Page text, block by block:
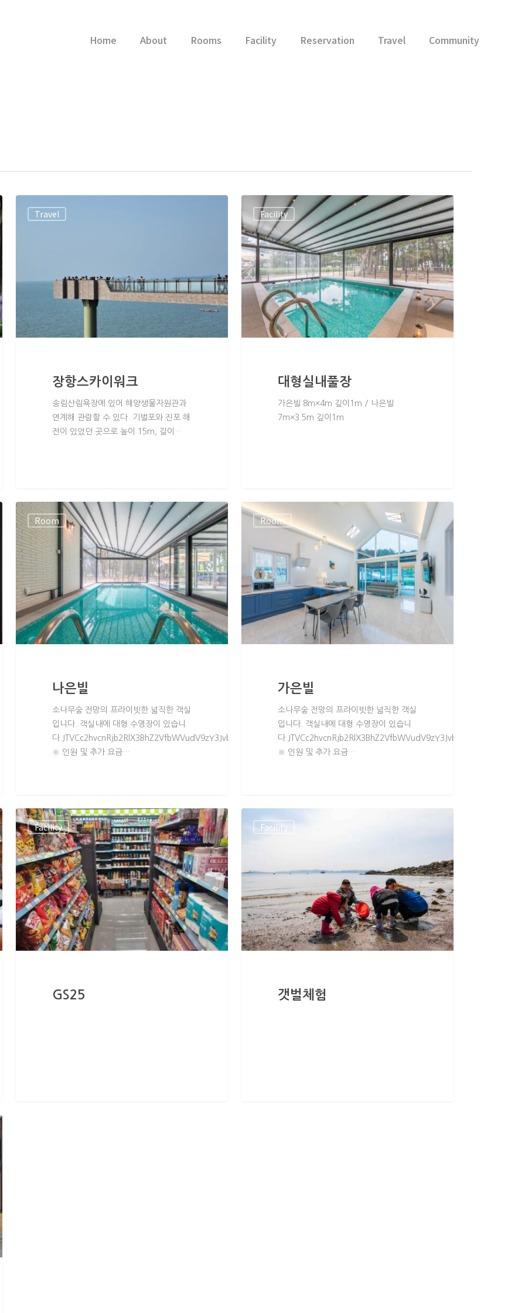
Home About Rooms Facility Reservation Travel Community
Travel
장항스카이워크
송림산림욕장에 있어 해양생물자원관과
연계해 관람할 수 있다. 기벌포와 진포 해
전이 있었던 곳으로 높이 15m, 길이…
Facility
대형실내풀장
가은빌 8m×4m 깊이1m / 나은빌
7m×3.5m 깊이1m
Room
나은빌
소나무숲 전망의 프라이빗한 넓직한 객실
입니다. 객실내에 대형 수영장이 있습니
다
※ 인원 및 추가 요금…
Room
가은빌
소나무숲 전망의 프라이빗한 넓직한 객실
입니다. 객실내에 대형 수영장이 있습니
다
※ 인원 및 추가 요금…
Facility
GS25
Facility
갯벌체험